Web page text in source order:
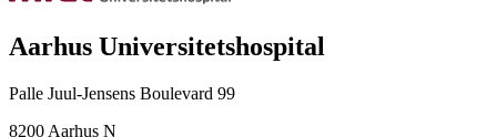
Aarhus Universitetshospital
Palle Juul-Jensens Boulevard 99
8200 Aarhus N